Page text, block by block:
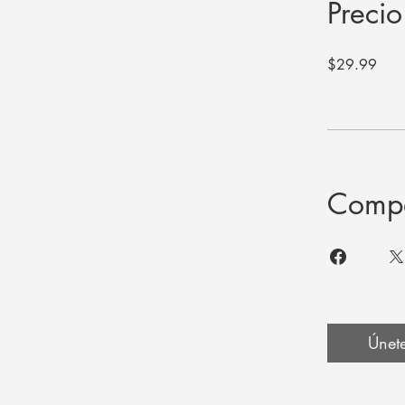
Precio
$29.99